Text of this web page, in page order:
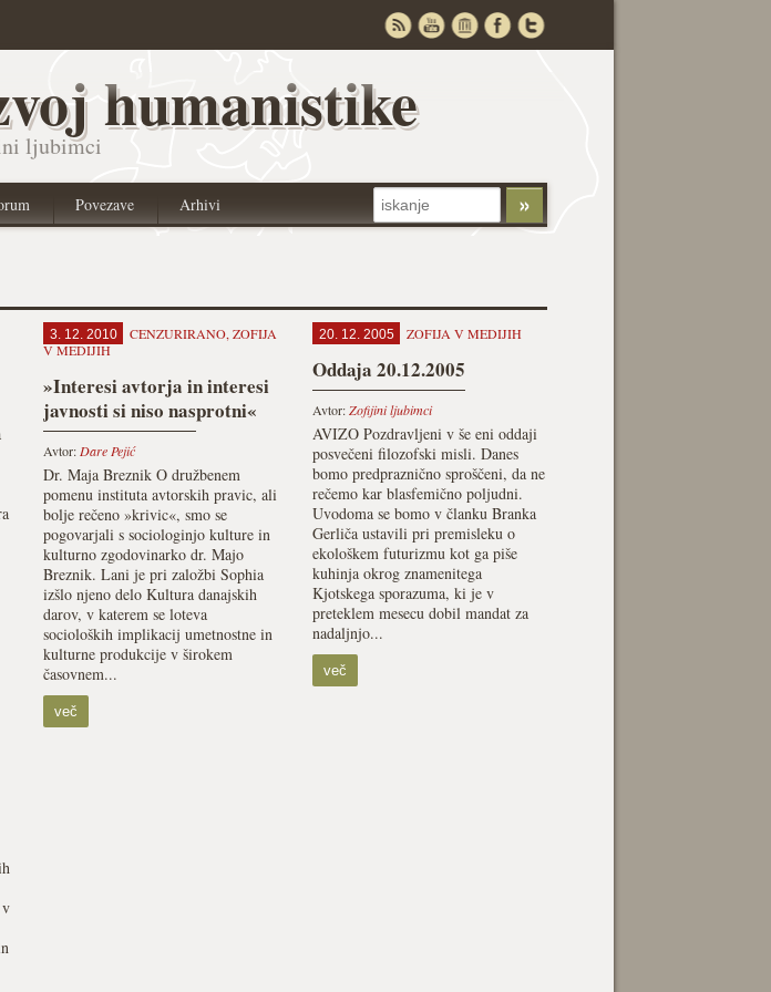
humanistike
ljubimci
Povezave Arhivi
3. 12. 2010 CENZURIRANO, ZOFIJA
V MEDIJIH
»Interesi avtorja in interesi
javnosti si niso nasprotni«
Avtor: Dare Pejić
Dr. Maja Breznik O družbenem
pomenu instituta avtorskih pravic, ali
bolje rečeno »krivic«, smo se
pogovarjali s sociologinjo kulture in
kulturno zgodovinarko dr. Majo
Breznik. Lani je pri založbi Sophia
izšlo njeno delo Kultura danajskih
darov, v katerem se loteva
socioloških implikacij umetnostne in
kulturne produkcije v širokem
časovnem...
več
20. 12. 2005 ZOFIJA V MEDIJIH
Oddaja 20.12.2005
Avtor:Zofijini ljubimci
AVIZO Pozdravljeni v še eni oddaji
posvečeni filozofski misli. Danes
bomo predpraznično sproščeni, da ne
rečemo kar blasfemično poljudni.
Uvodoma se bomo v članku Branka
Gerliča ustavili pri premisleku o
ekološkem futurizmu kot ga piše
kuhinja okrog znamenitega
Kjotskega sporazuma, ki je v
preteklem mesecu dobil mandat za
nadaljnjo...
več